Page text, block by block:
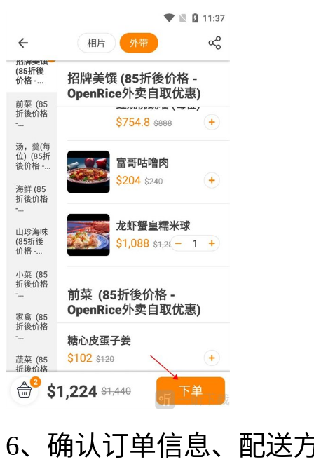
6、确认订单信息、配送